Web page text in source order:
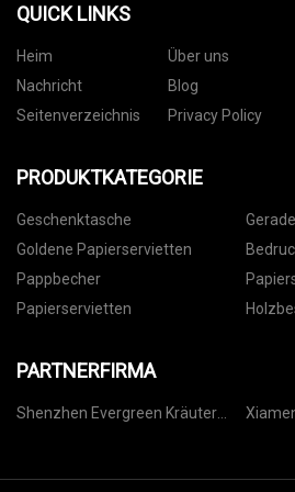
QUICK LINKS
Heim Über uns
Nachricht
Blog
Seitenverzeichnis
Privacy Policy
PRODUKTKATEGORIE
Geschenktasche
Goldene Papierservietten
Pappbecher
Papierservietten
PARTNERFIRMA
Shenzhen Evergreen Kräuter